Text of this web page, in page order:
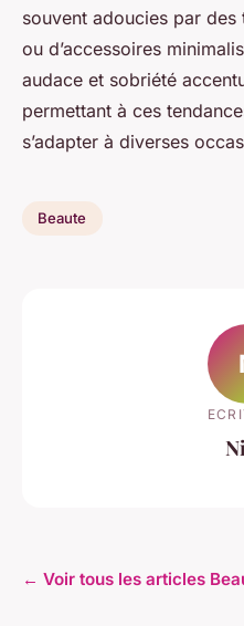
souvent adoucies par
ou d’accessoires
audace et sobriété
permettant à ces
s’adapter à diverses
Beaute
← Voir tous les articles